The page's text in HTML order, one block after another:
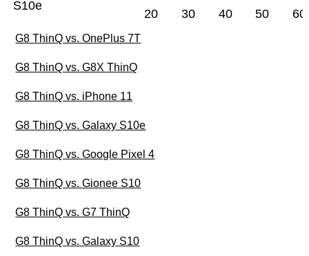
S10e
20 30 40 50 60
G8 ThinQ vs. OnePlus 7T
G8 ThinQ vs. G8X ThinQ
G8 ThinQ vs. iPhone 11
G8 ThinQ vs. Galaxy S10e
G8 ThinQ vs. Google Pixel 4
G8 ThinQ vs. Gionee S10
G8 ThinQ vs. G7 ThinQ
G8 ThinQ vs. Galaxy S10